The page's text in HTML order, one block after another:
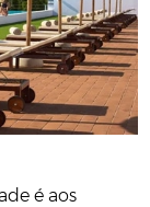
é aos